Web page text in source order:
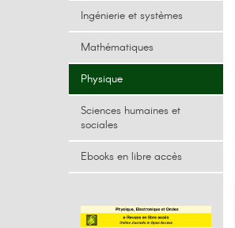
Ingénierie et systèmes
Mathématiques
Physique
Sciences humaines et
sociales
Ebooks en libre accès